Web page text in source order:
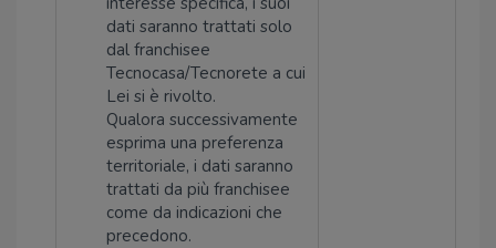
dati saranno trattati solo
dal franchisee
Tecnocasa/Tecnorete a cui
Lei si è rivolto.
Qualora successivamente
esprima una preferenza
territoriale, i dati saranno
trattati da più franchisee
come da indicazioni che
precedono.